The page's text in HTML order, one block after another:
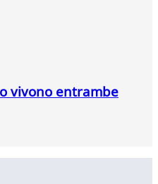
vivono entrambe